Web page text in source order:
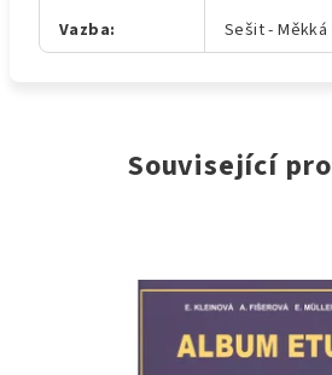
Vazba: Sešit - Měkká
Související